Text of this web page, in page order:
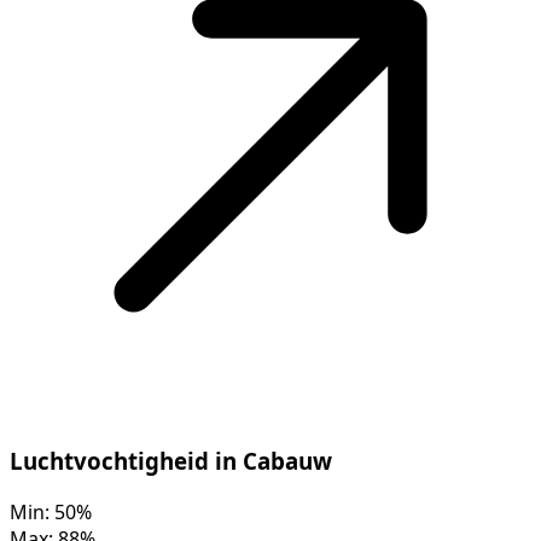
Luchtvochtigheid in Cabauw
Min: 50%